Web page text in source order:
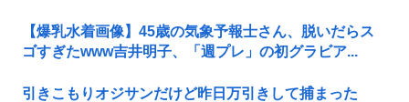
【爆乳水着画像】45歳の気象予報士さん、脱いだらス
ゴすぎたwww吉井明子、「週プレ」の初グラビア...
引きこもりオジサンだけど昨日万引きして捕まった